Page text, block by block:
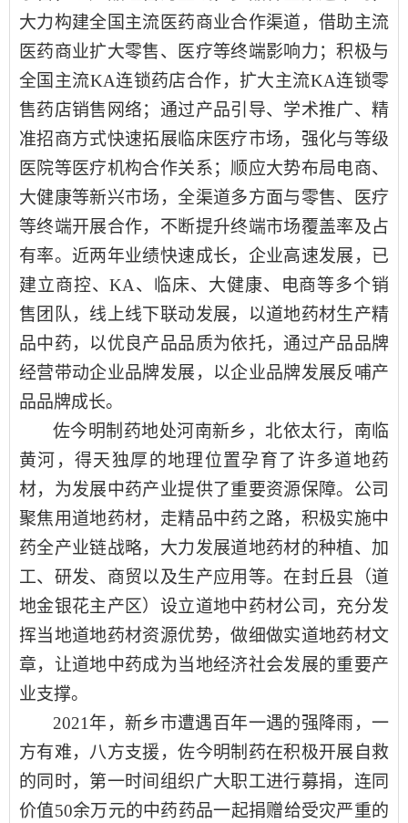
大力构建全国主流医药商业合作渠道，借助主流
医药商业扩大零售、医疗等终端影响力；积极与
全国主流KA连锁药店合作，扩大主流KA连锁零
售药店销售网络；通过产品引导、学术推广、精
准招商方式快速拓展临床医疗市场，强化与等级
医院等医疗机构合作关系；顺应大势布局电商、
大健康等新兴市场，全渠道多方面与零售、医疗
等终端开展合作，不断提升终端市场覆盖率及占
有率。近两年业绩快速成长，企业高速发展，已
建立商控、KA、临床、大健康、电商等多个销
售团队，线上线下联动发展，以道地药材生产精
品中药，以优良产品品质为依托，通过产品品牌
经营带动企业品牌发展，以企业品牌发展反哺产
品品牌成长。
佐今明制药地处河南新乡，北依太行，南临
黄河，得天独厚的地理位置孕育了许多道地药
材，为发展中药产业提供了重要资源保障。公司
聚焦用道地药材，走精品中药之路，积极实施中
药全产业链战略，大力发展道地药材的种植、加
工、研发、商贸以及生产应用等。在封丘县（道
地金银花主产区）设立道地中药材公司，充分发
挥当地道地药材资源优势，做细做实道地药材文
章，让道地中药成为当地经济社会发展的重要产
业支撑。
2021年，新乡市遭遇百年一遇的强降雨，一
方有难，八方支援，佐今明制药在积极开展自救
的同时，第一时间组织广大职工进行募捐，连同
价值50余万元的中药药品一起捐赠给受灾严重的